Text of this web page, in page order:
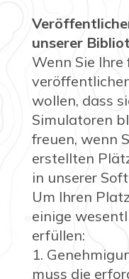
unserer
Wenn Sie
wollen, dass
Simulatoren
freuen, wenn
erstellten
in unserer
Um Ihren
einige
erfüllen:
1.
muss die